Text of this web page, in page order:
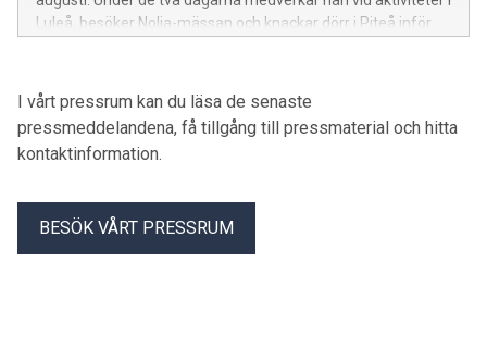
Luleå, besöker Nolia-mässan och knackar dörr i Piteå inför
I vårt pressrum kan du läsa de senaste
pressmeddelandena, få tillgång till pressmaterial och hitta
kontaktinformation.
BESÖK VÅRT PRESSRUM